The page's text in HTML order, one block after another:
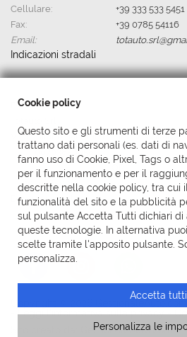
Cellulare:
+39 333 533 5451
Fax:
+39 0785 54116
Email:
Indicazioni stradali
Dati fiscali:
Via capitano bachisio Licheri ,2, Ghilarza
P.IVA:00703850958
Registro delle imprese:
N° 00703850958
Ditta individuale
Leggi l'informativa sulla privacy-
GestionaleAuto.com
Cookie policy
Questo sito e gli strumenti di terze
trattano dati personali (es. dati di
fanno uso di Cookie, Pixel, Tags o
per il funzionamento e per il
descritte nella cookie policy, tra cui
funzionalità del sito e la pubblicità
sul pulsante Accetta Tutti dichiari
queste tecnologie. In alternativa
scelte tramite l'apposito pulsante.
personalizza.
Accetta tutti
Personalizza le